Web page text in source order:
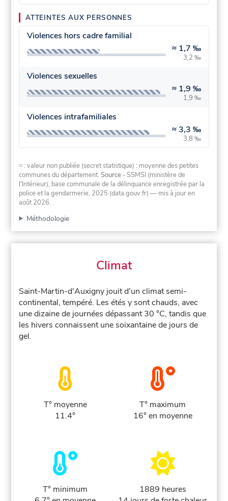
ATTEINTES AUX PERSONNES
Violences hors cadre familial
≈ 1,7 ‰
3,2 ‰
Violences sexuelles
≈ 1,9 ‰
1,9 ‰
Violences intrafamiliales
≈ 3,3 ‰
3,8 ‰
≈ : valeur non publiée (secret statistique) : moyenne des petites
communes du département.Source - SSMSI (ministère de
l'Intérieur), base communale de la délinquance enregistrée par la
police et la gendarmerie, 2025 (data.gouv.fr) — mis à jour en
août 2026.
Méthodologie
Climat
Saint-Martin-d'Auxigny jouit d'un climat semi-
continental, tempéré. Les étés y sont chauds, avec
une dizaine de journées dépassant 30 °C, tandis que
les hivers connaissent une soixantaine de jours de
gel.
T° moyenne
11.4°
T° maximum
16° en moyenne
T° minimum
1889 heures